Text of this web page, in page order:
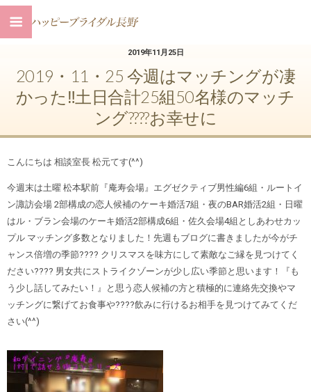
2019年11月25日
2019・11・25 今週はマッチングが凄
かった‼︎土日合計25組50名様のマッチ
ング????お幸せに
こんにちは 相談室長 松元てす(^^)
今週末は土曜 松本駅前『庵寿会場』エグゼクティブ男性編6組・ルートイ
ン諏訪会場 2部構成の恋人候補のケーキ婚活7組・夜のBAR婚活2組・日曜
はル・ブラン会場のケーキ婚活2部構成6組・佐久会場4組としあわせカッ
プル マッチング多数となりました！先週もブログに書きましたが今がチ
ャンス倍増の季節???? クリスマスを味方にして素敵なご縁を見つけてく
ださい???? 男女共にストライクゾーンが少し広い季節と思います！『も
う少し話してみたい！』と思う恋人候補の方と積極的に連絡先交換やマ
ッチングに繋げてお食事や????飲みに行けるお相手を見つけてみてくだ
さい(^^)